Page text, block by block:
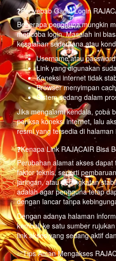
❓Penyebab Gagal Login
Beberapa pengguna mungkin
mencoba login. Masalah ini
kesalahan sederhana atau
Username atau
Link yang digunakan
Koneksi internet tidak
Browser menyimpan
Sistem sedang dalam
Jika mengalami kendala, coba
periksa koneksi internet, lalu
resmi yang tersedia di halaman
❓Kenapa Link RAJACAIR Bisa
Perubahan alamat akses
faktor teknis, seperti
jaringan, atau peningkatan
adalah agar pengguna tetap
dengan lancar tanpa
Dengan adanya halaman
kembali ke satu sumber
link akses yang sedang aktif
✅Tips Aman Mengakses